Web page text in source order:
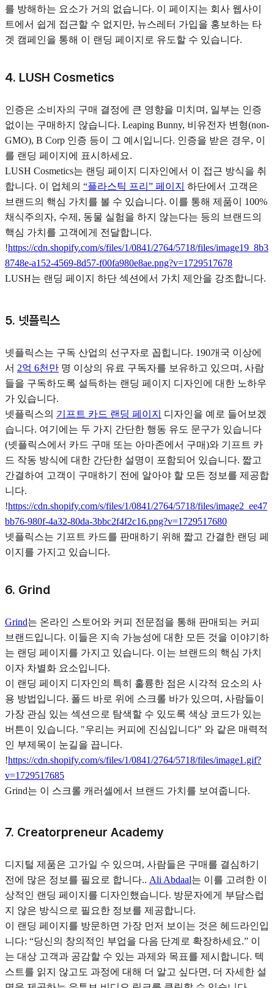
를 방해하는 요소가 거의 없습니다. 이 페이지는 회사 웹사이
트에서 쉽게 접근할 수 없지만, 뉴스레터 가입을 홍보하는 타
겟 캠페인을 통해 이 랜딩 페이지로 유도할 수 있습니다.
4. LUSH Cosmetics
인증은 소비자의 구매 결정에 큰 영향을 미치며, 일부는 인증
없이는 구매하지 않습니다. Leaping Bunny, 비유전자 변형(non-
GMO), B Corp 인증 등이 그 예시입니다. 인증을 받은 경우, 이
를 랜딩 페이지에 표시하세요.
LUSH Cosmetics는 랜딩 페이지 디자인에서 이 접근 방식을 취
합니다. 이 업체의 “플라스틱 프리” 페이지 하단에서 고객은
브랜드의 핵심 가치를 볼 수 있습니다. 이를 통해 제품이 100%
채식주의자, 수제, 동물 실험을 하지 않는다는 등의 브랜드의
핵심 가치를 고객에게 전달합니다.
!https://cdn.shopify.com/s/files/1/0841/2764/5718/files/image19_8b3
8748e-a152-4569-8d57-f00fa980e8ae.png?v=1729517678
LUSH는 랜딩 페이지 하단 섹션에서 가치 제안을 강조합니다.
5. 넷플릭스
넷플릭스는 구독 산업의 선구자로 꼽힙니다. 190개국 이상에
서 2억 6천만 명 이상의 유료 구독자를 보유하고 있으며, 사람
들을 구독하도록 설득하는 랜딩 페이지 디자인에 대한 노하우
가 있습니다.
넷플릭스의 기프트 카드 랜딩 페이지
디자인을 예로 들어보겠
습니다. 여기에는 두 가지 간단한 행동 유도 문구가 있습니다
(넷플릭스에서 카드 구매 또는 아마존에서 구매)와 기프트 카
드 작동 방식에 대한 간단한 설명이 포함되어 있습니다. 짧고
간결하여 고객이 구매하기 전에 알아야 할 모든 정보를 제공합
니다.
!https://cdn.shopify.com/s/files/1/0841/2764/5718/files/image2_ee47
bb76-980f-4a32-80da-3bbc2f4f2c16.png?v=1729517680
넷플릭스는 기프트 카드를 판매하기 위해 짧고 간결한 랜딩 페
이지를 가지고 있습니다.
6. Grind
Grind는 온라인 스토어와 커피 전문점을 통해 판매되는 커피
브랜드입니다. 이들은 지속 가능성에 대한 모든 것을 이야기하
는 랜딩 페이지를 가지고 있습니다. 이는 브랜드의 핵심 가치
이자 차별화 요소입니다.
이 랜딩 페이지 디자인의 특히 훌륭한 점은 시각적 요소의 사
용 방법입니다. 폴드 바로 위에 스크롤 바가 있으며, 사람들이
가장 관심 있는 섹션으로 탐색할 수 있도록 색상 코드가 있는
버튼이 있습니다. "우리는 커피에 진심입니다" 와 같은 매력적
인 부제목이 눈길을 끕니다.
!https://cdn.shopify.com/s/files/1/0841/2764/5718/files/image1.gif?
v=1729517685
Grind는 이 스크롤 캐러셀에서 브랜드 가치를 보여줍니다.
7. Creatorpreneur Academy
디지털 제품은 고가일 수 있으며, 사람들은 구매를 결심하기
전에 많은 정보를 필요로 합니다.. Ali Abdaal는 이를 고려한 이
상적인 랜딩 페이지를 디자인했습니다. 방문자에게 부담스럽
지 않은 방식으로 필요한 정보를 제공합니다.
이 랜딩 페이지를 방문하면 가장 먼저 보이는 것은 헤드라인입
니다: “당신의 창의적인 부업을 다음 단계로 확장하세요.” 이
는 대상 고객과 공감할 수 있는 과제와 목표를 제시합니다. 텍
스트를 읽지 않고도 과정에 대해 더 알고 싶다면, 더 자세한 설